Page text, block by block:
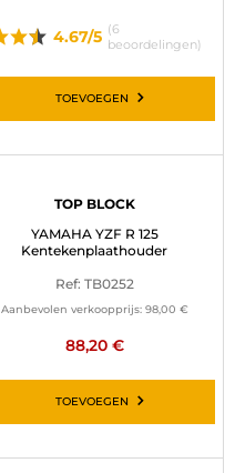
4.67/5 (6
beoordelingen)
TOEVOEGEN
TOP BLOCK
YAMAHA YZF R 125
Kentekenplaathouder
Ref: TB0252
Aanbevolen verkoopprijs: 98,00 €
88,20 €
TOEVOEGEN